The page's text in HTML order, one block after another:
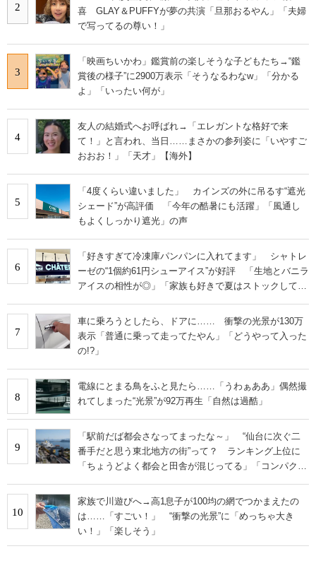
2
喜 GLAY＆PUFFYが夢の共演「旦那おるやん」「夫婦
で写ってるの尊い！」
3
「映画ちいかわ」鑑賞前の楽しそうな子どもたち→“鑑
賞後の様子”に2900万表示「そうなるわなw」「分かる
よ」「いったい何が」
4
友人の結婚式へお呼ばれ→「エレガントな格好で来
て！」と言われ、当日……まさかの参列姿に「いやすご
おおお！」「天才」【海外】
5
「4度くらい違いました」 カインズの外に吊るす“遮光
シェード”が高評価 「今年の酷暑にも活躍」「風通し
もよくしっかり遮光」の声
6
「好きすぎて冷凍庫パンパンに入れてます」 シャトレ
ーゼの“1個約61円シューアイス”が好評 「生地とバニラ
アイスの相性が◎」「家族も好きで夏はストックして
7
車に乗ろうとしたら、ドアに…… 衝撃の光景が130万
表示「普通に乗って走ってたやん」「どうやって入った
の!?」
8
電線にとまる鳥をふと見たら……「うわぁああ」偶然撮
れてしまった“光景”が92万再生「自然は過酷」
9
「駅前だば都会さなってまったな～」 “仙台に次ぐ二
番手だと思う東北地方の街”って？ ランキング上位に
「ちょうどよく都会と田舎が混じってる」「コンパクト
10
家族で川遊びへ→高1息子が100均の網でつかまえたの
は……「すごい！」 “衝撃の光景”に「めっちゃ大き
い！」「楽しそう」